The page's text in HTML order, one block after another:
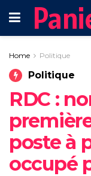
Home Politique
Politique
RDC :
poste à
occupé